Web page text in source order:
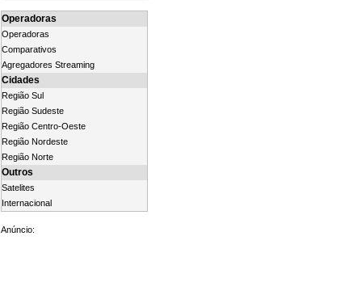
Operadoras
Operadoras
Comparativos
Agregadores Streaming
Cidades
Região Sul
Região Sudeste
Região Centro-Oeste
Região Nordeste
Região Norte
Outros
Satelites
Internacional
Anúncio: